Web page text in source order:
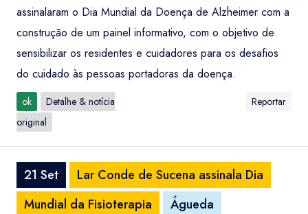
assinalaram o Dia Mundial da Doença de Alzheimer com a
construção de um painel informativo, com o objetivo de
sensibilizar os residentes e cuidadores para os desafios
do cuidado às pessoas portadoras da doença.
ok
Detalhe & notícia
original
Reportar
21 Set
Lar Conde de Sucena assinala Dia
Mundial da Fisioterapia
Águeda